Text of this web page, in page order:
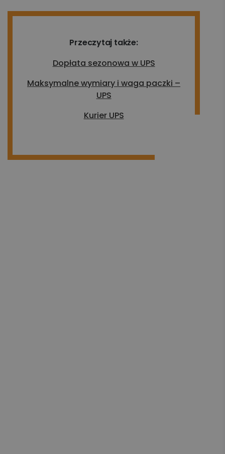
Przeczytaj także:
Dopłata sezonowa w UPS
Maksymalne wymiary i waga paczki –
UPS
Kurier UPS